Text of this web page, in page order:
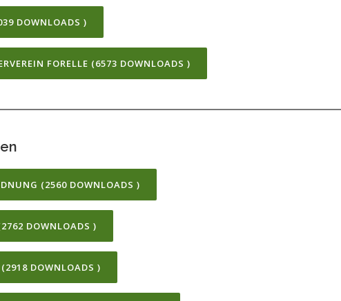
DOWNLOADS )
FORELLE (6573 DOWNLOADS )
(2560 DOWNLOADS )
DOWNLOADS )
DOWNLOADS )